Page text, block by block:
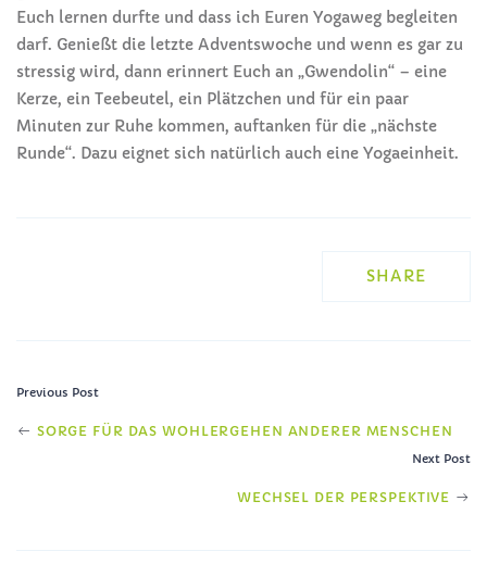
Euch lernen durfte und dass ich Euren Yogaweg begleiten
darf. Genießt die letzte Adventswoche und wenn es gar zu
stressig wird, dann erinnert Euch an „Gwendolin“ – eine
Kerze, ein Teebeutel, ein Plätzchen und für ein paar
Minuten zur Ruhe kommen, auftanken für die „nächste
Runde“. Dazu eignet sich natürlich auch eine Yogaeinheit.
SHARE
POST
NAVIGATION
Previous Post
SORGE FÜR DAS WOHLERGEHEN ANDERER MENSCHEN
Next Post
WECHSEL DER PERSPEKTIVE